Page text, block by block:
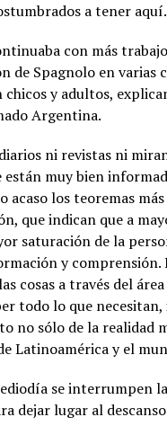
a tener aquí.
con más
de Spagnolo en varias
chicos y adultos,
Argentina.
ni revistas ni
están muy bien
acaso los teoremas
que indican que a
saturación de la
y comprensión.
cosas a través del
todo lo que
no sólo de la realidad
Latinoamérica y el
se interrumpen
dejar lugar al